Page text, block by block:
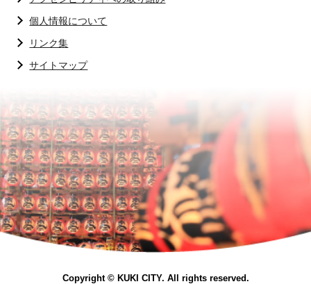
個人情報について
リンク集
サイトマップ
Copyright © KUKI CITY. All rights reserved.